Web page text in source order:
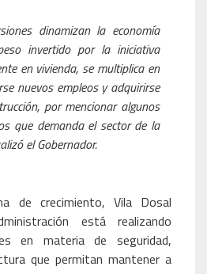
dinamizan la economía
invertido por la iniciativa
en vivienda, se multiplica en
nuevos empleos y adquirirse
por mencionar algunos
que demanda el sector de la
el Gobernador.
de crecimiento, Vila Dosal
está realizando
en materia de seguridad,
que permitan mantener a